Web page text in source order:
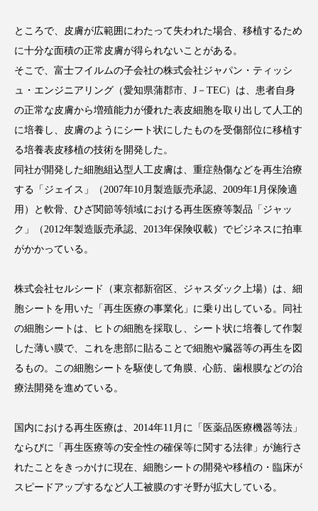
サプリ サロンクレンジング サロン戦略
スカルプ クレンジング 頻度 スカルプケア
スキンケア スキンケア 習慣
スキンケアルーティン ストレス スパ
スマートウォッチ スマートパッチ
スマートリング
セラミド保湿 セルフケア
タンパク質 ディープクレンジング
デジタルデトックス
ドライヤー 温度 髪 ダメージ ナイアシンアミド
ナイトプロテイン ナイトルーティン 金木犀
パーソナライズ バーチャルメイク
ところで、皮膚が広範囲にわたって失われた場合、移植するため
に十分な面積の正常皮膚が得られないことがある。
そこで、富士フイルムの子会社の株式会社ジャパン・ティッシ
ュ・エンジニアリング（愛知県蒲郡市、J－TEC）は、患者自身
の正常な皮膚から増殖能力が優れた表皮細胞を取り出して人工的
に培養し、皮膚のようにシート状にしたものを受傷部位に移植す
る培養表皮移植の技術を開発した。
同社が開発した細胞組込型人工皮膚は、重症熱傷などを再生治療
する「ジェイス」（2007年10月製造販売承認、2009年1月保険適
用）と軟骨、ひざ関節等領域における再生医療等製品「ジャッ
ク」（2012年製造販売承認、2013年保険収載）でビジネスに拍車
がかかっている。
株式会社セルシード（東京都新宿区、ジャスダック上場）は、細
胞シートを用いた「再生医療の事業化」に乗り出している。同社
の細胞シートは、ヒトの細胞を採取し、シート状に培養して作製
した薄い膜で、これを患部に貼ることで細胞や臓器等の再生を図
るもの。この細胞シートを駆使して角膜、心筋、歯根膜などの治
療法開発を進めている。
国内における再生医療は、2014年11月に「医薬品医療機器等法」
ならびに「再生医療等の安全性の確保等に関する法律」が施行さ
れたことをきっかけに現在、細胞シートの開発や移植の・臨床が
スピードアップするなど人工被膜のすそ野が拡大している。